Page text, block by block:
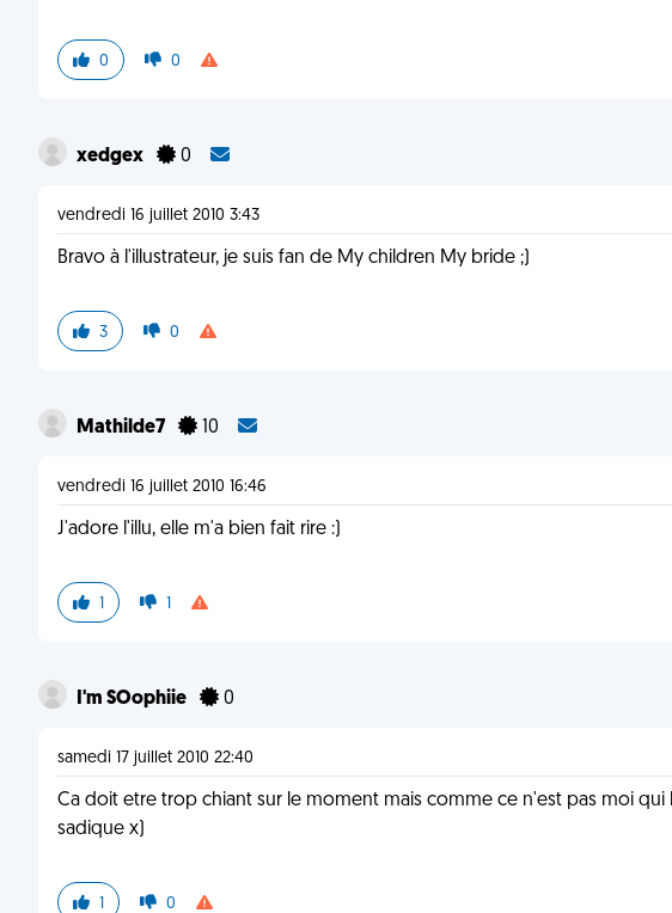
0 0
xedgex 0
vendredi 16 juillet 2010 3:43
Bravo à l'illustrateur, je suis fan de My children My bride ;)
3 0
Mathilde7 10
vendredi 16 juillet 2010 16:46
J'adore l'illu, elle m'a bien fait rire :)
1 1
I'm SOophiie 0
samedi 17 juillet 2010 22:40
Ca doit etre trop chiant sur le moment mais comme ce n'est pas moi qui
sadique x)
1 0